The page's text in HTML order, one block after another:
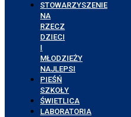
STOWARZYSZENIE
NA
RZECZ
DZIECI
I
MŁODZIEŻY
NAJLEPSI
PIEŚŃ
SZKOŁY
ŚWIETLICA
LABORATORIA